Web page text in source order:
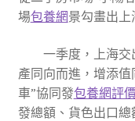
場包養網景勾畫出上
一季度，上海交
產同向而進，增添值
車”協同發包養網評
發總額、貨色出口總